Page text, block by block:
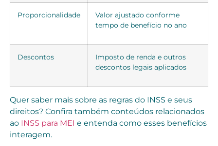
Proporcionalidade
Valor ajustado conforme
tempo de benefício no ano
Descontos
Imposto de renda e outros
descontos legais aplicados
Quer saber mais sobre as regras do INSS e seus
direitos? Confira também conteúdos relacionados
ao INSS para MEI e entenda como esses benefícios
interagem.